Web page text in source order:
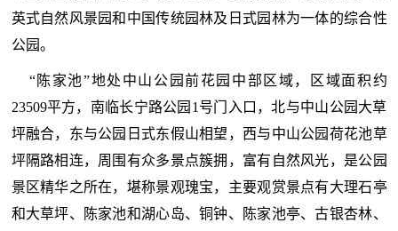
英式自然风景园和中国传统园林及日式园林为一体的综合性
公园。
“陈家池”地处中山公园前花园中部区域，区域面积约
23509平方，南临长宁路公园1号门入口，北与中山公园大草
坪融合，东与公园日式东假山相望，西与中山公园荷花池草
坪隔路相连，周围有众多景点簇拥，富有自然风光，是公园
景区精华之所在，堪称景观瑰宝，主要观赏景点有大理石亭
和大草坪、陈家池和湖心岛、铜钟、陈家池亭、古银杏林、